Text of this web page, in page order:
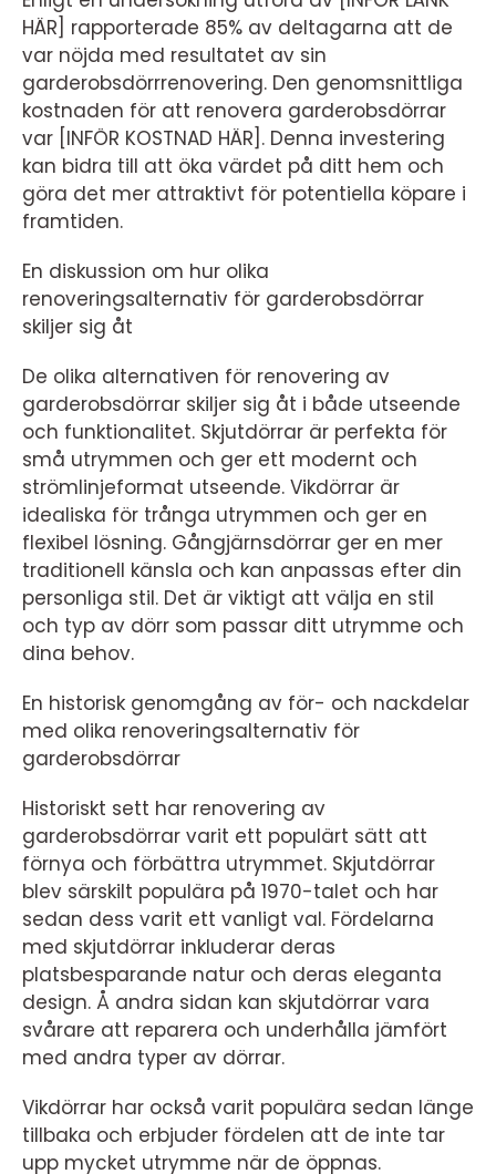
HÄR] rapporterade 85% av deltagarna att de
var nöjda med resultatet av sin
garderobsdörrrenovering. Den genomsnittliga
kostnaden för att renovera garderobsdörrar
var [INFÖR KOSTNAD HÄR]. Denna investering
kan bidra till att öka värdet på ditt hem och
göra det mer attraktivt för potentiella köpare i
framtiden.
En diskussion om hur olika
renoveringsalternativ för garderobsdörrar
skiljer sig åt
De olika alternativen för renovering av
garderobsdörrar skiljer sig åt i både utseende
och funktionalitet. Skjutdörrar är perfekta för
små utrymmen och ger ett modernt och
strömlinjeformat utseende. Vikdörrar är
idealiska för trånga utrymmen och ger en
flexibel lösning. Gångjärnsdörrar ger en mer
traditionell känsla och kan anpassas efter din
personliga stil. Det är viktigt att välja en stil
och typ av dörr som passar ditt utrymme och
dina behov.
En historisk genomgång av för- och nackdelar
med olika renoveringsalternativ för
garderobsdörrar
Historiskt sett har renovering av
garderobsdörrar varit ett populärt sätt att
förnya och förbättra utrymmet. Skjutdörrar
blev särskilt populära på 1970-talet och har
sedan dess varit ett vanligt val. Fördelarna
med skjutdörrar inkluderar deras
platsbesparande natur och deras eleganta
design. Å andra sidan kan skjutdörrar vara
svårare att reparera och underhålla jämfört
med andra typer av dörrar.
Vikdörrar har också varit populära sedan länge
tillbaka och erbjuder fördelen att de inte tar
upp mycket utrymme när de öppnas.